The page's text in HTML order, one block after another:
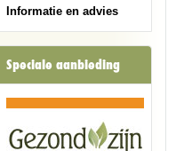
Informatie en advies
Speciale aanbieding